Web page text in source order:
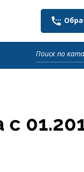
settings_phone